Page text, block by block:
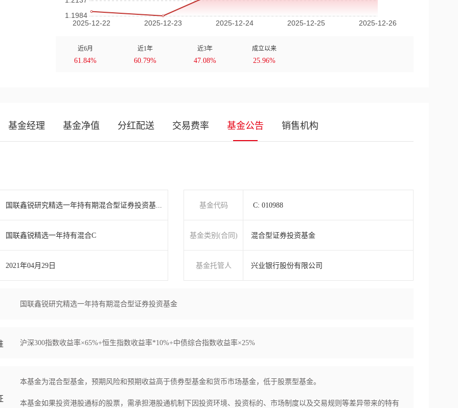
近6月
61.84%
近1年
60.79%
近3年
47.08%
成立以来
25.96%
基金经理 基金净值 分红配送 交易费率 基金公告 销售机构
国联鑫锐研究精选一年持有期混合型证券投资基...
国联鑫锐精选一年持有混合C
2021年04月29日
基金代码 C: 010988
基金类别(合同) 混合型证券投资基金
基金托管人 兴业银行股份有限公司
国联鑫锐研究精选一年持有期混合型证券投资基金
沪深300指数收益率×65%+恒生指数收益率*10%+中债综合指数收益率×25%
本基金为混合型基金，预期风险和预期收益高于债券型基金和货币市场基金，低于股票型基金。
本基金如果投资港股通标的股票，需承担港股通机制下因投资环境、投资标的、市场制度以及交易规则等差异带来的特有